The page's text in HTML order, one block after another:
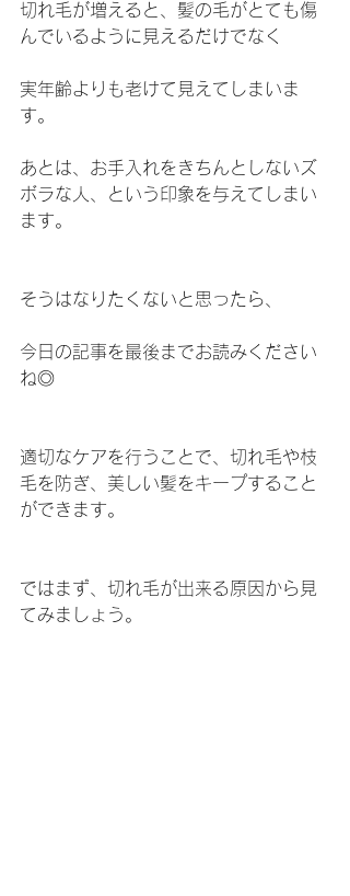
切れ毛が増えると、髪の毛がとても傷
んでいるように見えるだけでなく
実年齢よりも老けて見えてしまいま
す。
あとは、お手入れをきちんとしないズ
ボラな人、という印象を与えてしまい
ます。
そうはなりたくないと思ったら、
今日の記事を最後までお読みください
ね◎
適切なケアを行うことで、切れ毛や枝
毛を防ぎ、美しい髪をキープすること
ができます。
ではまず、切れ毛が出来る原因から見
てみましょう。